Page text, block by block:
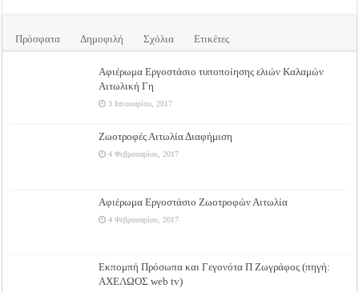
Πρόσφατα Δημοφιλή Σχόλια Ετικέτες
Αφιέρωμα Εργοστάσιο τυποποίησης ελιών Καλαμών
Αιτωλική Γη
3 Ιανουαρίου, 2017
Ζωοτροφές Αιτωλία Διαφήμιση
4 Φεβρουαρίου, 2017
Αφιέρωμα Εργοστάσιο Ζωοτροφών Αιτωλία
4 Φεβρουαρίου, 2017
Εκπομπή Πρόσωπα και Γεγονότα Π Ζωγράφος (πηγή:
ΑΧΕΛΩΟΣ web tv)